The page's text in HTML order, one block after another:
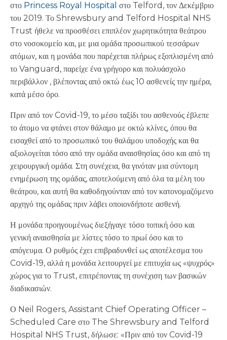
στο Princess Royal Hospital στο Telford, τον Δεκέμβριο
του 2019. Το Shrewsbury and Telford Hospital NHS
Trust ήθελε να προσθέσει επιπλέον χωρητικότητα θεάτρου
στο νοσοκομείο και, με μια ομάδα προσωπικού τεσσάρων
ατόμων, και η μονάδα που παρέχεται πλήρως εξοπλισμένη από
το Vanguard, παρείχε ένα γρήγορο και πολυάσχολο
περιβάλλον , βλέποντας από οκτώ έως 10 ασθενείς την ημέρα,
κατά μέσο όρο.
Πριν από τον Covid-19, το μέσο ταξίδι του ασθενούς έβλεπε
το άτομο να φτάνει στον θάλαμο με οκτώ κλίνες, όπου θα
εισαχθεί από το προσωπικό του θαλάμου υποδοχής και θα
αξιολογείται τόσο από την ομάδα αναισθησίας όσο και από τη
χειρουργική ομάδα. Στη συνέχεια, θα γινόταν μια σύντομη
ενημέρωση της ομάδας, αποτελούμενη από όλα τα μέλη του
θεάτρου, και αυτή θα καθοδηγούνταν από τον κατονομαζόμενο
αρχηγό της ομάδας πριν λάβει οποιονδήποτε ασθενή.
Η μονάδα προηγουμένως διεξήγαγε τόσο τοπική όσο και
γενική αναισθησία με λίστες τόσο το πρωί όσο και το
απόγευμα. Ο ρυθμός έχει επιβραδυνθεί ως αποτέλεσμα του
Covid-19, αλλά η μονάδα λειτουργεί με επιτυχία ως «ψυχρός»
χώρος για το Trust, επιτρέποντας τη συνέχιση των βασικών
διαδικασιών.
Ο Neil Rogers, Assistant Chief Operating Officer –
Scheduled Care στο The Shrewsbury and Telford
Hospital NHS Trust, δήλωσε: «Πριν από τον Covid-19